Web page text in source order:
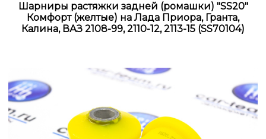
Шарниры растяжки задней (ромашки) "SS20"
Комфорт (желтые) на Лада Приора, Гранта,
Калина, ВАЗ 2108-99, 2110-12, 2113-15 (SS70104)